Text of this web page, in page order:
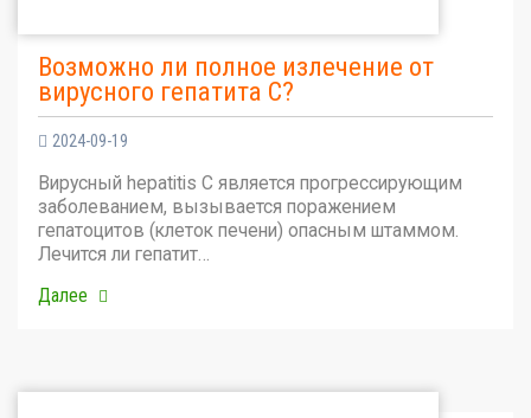
Возможно ли полное излечение от
вирусного гепатита С?
2024-09-19
Вирусный hepatitis C является прогрессирующим
заболеванием, вызывается поражением
гепатоцитов (клеток печени) опасным штаммом.
Лечится ли гепатит…
Далее